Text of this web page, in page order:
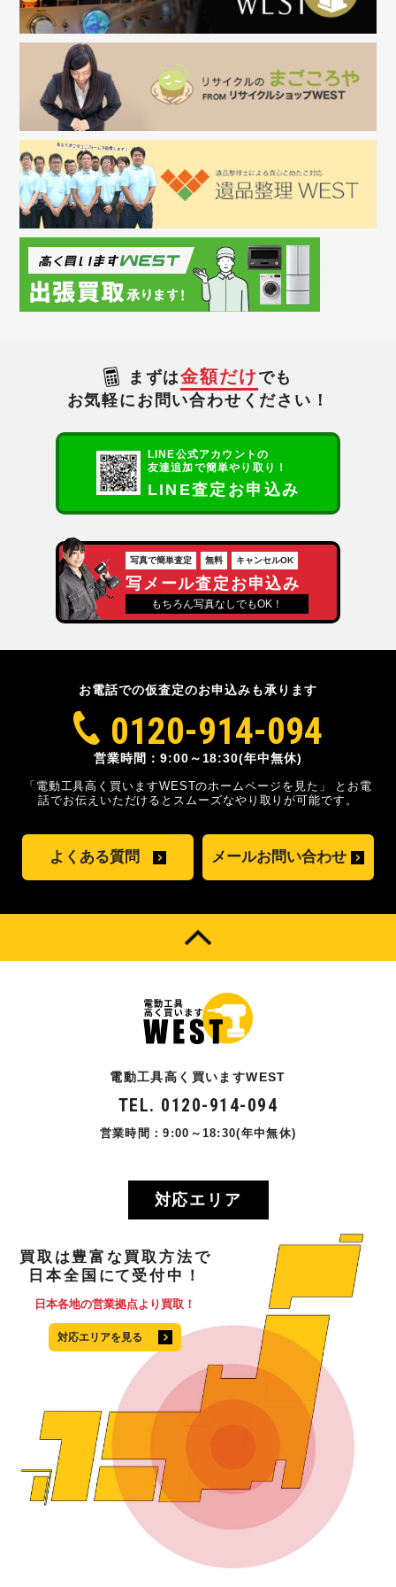
まずは金額だけ でも
お気軽にお問い合わせください！
LINE公式アカウントの
友達追加で簡単やり取り！
LINE査定お申込み
写真で簡単査定 無料 キャンセルOK
写メール査定お申込み
もちろん写真なしでもOK！
お電話での仮査定のお申込みも承ります
0120-914-094
営業時間：9:00～18:30(年中無休)
「電動工具高く買いますWESTのホームページを見た」
とお電
話でお伝えいただけるとスムーズなやり取りが可能です。
よくある質問 メールお問い合わせ
電動工具高く買いますWEST
TEL. 0120-914-094
営業時間：9:00～18:30(年中無休)
対応エリア
買取 は 豊富な買取方法で
日本全国 にて 受付中！
日本各地の営業拠点より買取！
対応エリアを見る